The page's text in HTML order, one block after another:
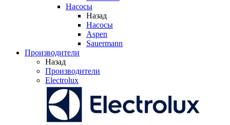
Насосы
Назад
Насосы
Aspen
Sauermann
Производители
Назад
Производители
Electrolux